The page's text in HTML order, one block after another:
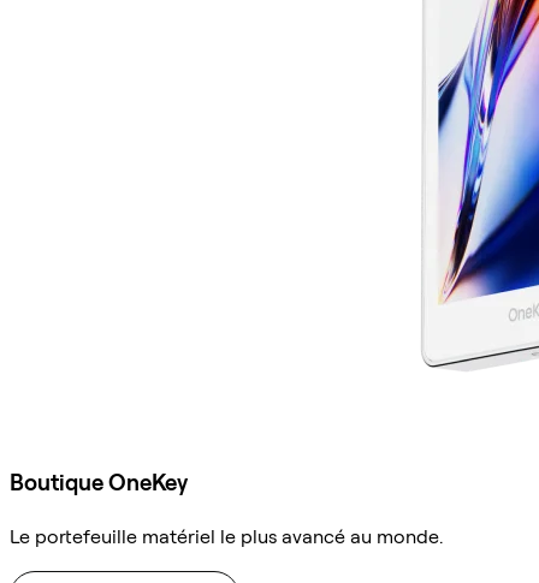
Boutique OneKey
Le portefeuille matériel le plus avancé au monde.